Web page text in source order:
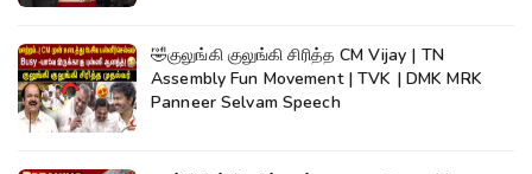
🤣குலுங்கி குலுங்கி சிரித்த CM Vijay | TN
Assembly Fun Movement | TVK | DMK MRK
Panneer Selvam Speech